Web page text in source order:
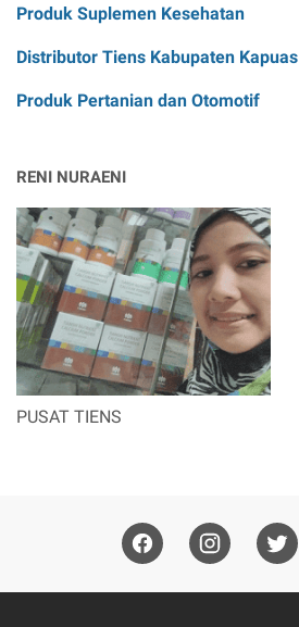
Produk Suplemen Kesehatan
Distributor Tiens Kabupaten Kapuas
Produk Pertanian dan Otomotif
RENI NURAENI
PUSAT TIENS